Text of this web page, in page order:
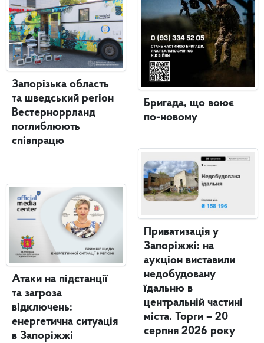
Запорізька область
та шведський регіон
Вестерноррланд
поглиблюють
співпрацю
Атаки на підстанції
та загроза
відключень:
енергетична ситуація
в Запоріжжі
Бригада, що воює
по-новому
Приватизація у
Запоріжжі: на
аукціон виставили
недобудовану
їдальню в
центральній частині
міста. Торги – 20
серпня 2026 року